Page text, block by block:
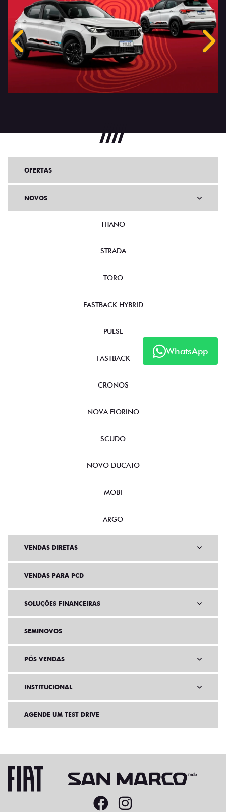
Anterior
WhatsApp
OFERTAS
NOVOS
TITANO
STRADA
TORO
FASTBACK HYBRID
PULSE
FASTBACK
CRONOS
NOVA FIORINO
SCUDO
NOVO DUCATO
MOBI
ARGO
VENDAS DIRETAS
VENDAS PARA PCD
SOLUÇÕES FINANCEIRAS
SEMINOVOS
PÓS VENDAS
INSTITUCIONAL
AGENDE UM TEST DRIVE